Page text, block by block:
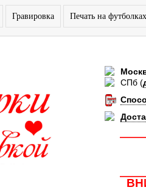
Гравировка Печать на футболках
СПб (